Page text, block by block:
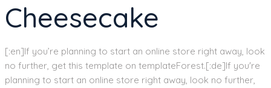
Cheesecake
[:en]If you’re planning to start an online store right away, look
no further, get this template on templateForest.[:de]If you're
planning to start an online store right away, look no further,